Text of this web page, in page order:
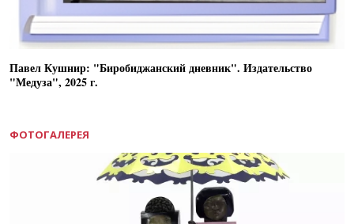
Павел Кушнир: "Биробиджанский дневник". Издательство
"Медуза", 2025 г.
ФОТОГАЛЕРЕЯ